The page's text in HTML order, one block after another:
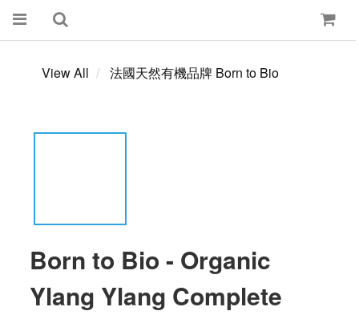
View All 法國天然有機品牌 Born to Bio
Born to Bio - Organic
Ylang Ylang Complete